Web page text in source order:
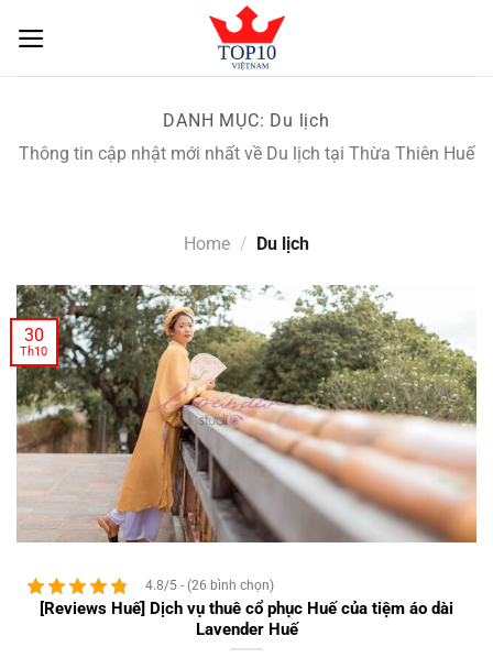
DANH MỤC: Du lịch
Thông tin cập nhật mới nhất về Du lịch tại Thừa Thiên Huế
Home / Du lịch
4.8/5 - (26 bình chọn)
[Reviews Huế] Dịch vụ thuê cổ phục Huế của tiệm áo dài
Lavender Huế
30
Th10